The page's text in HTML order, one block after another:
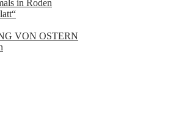
in Roden
VON OSTERN